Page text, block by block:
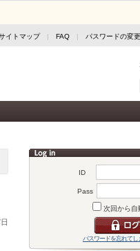
イトマップ| FAQ | パスワードの変
ID
Pass
次回から自
パスワードを忘れてし